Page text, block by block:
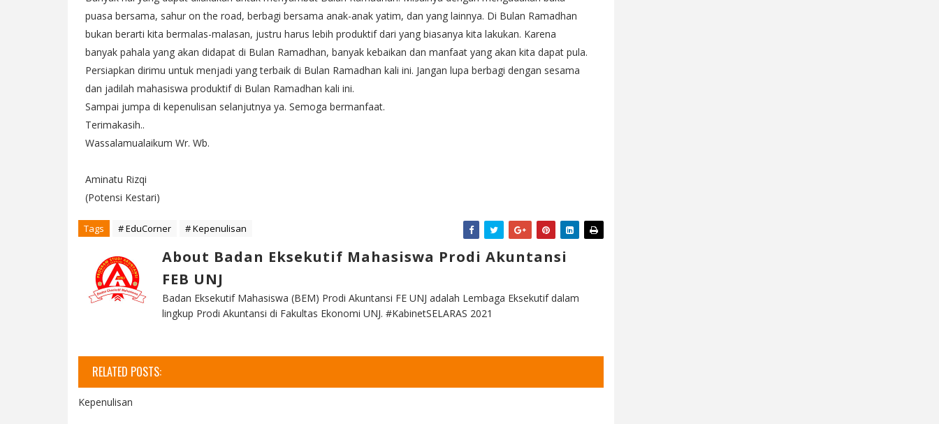
puasa bersama, sahur on the road, berbagi bersama anak-anak yatim, dan yang lainnya. Di Bulan Ramadhan
bukan berarti kita bermalas-malasan, justru harus lebih produktif dari yang biasanya kita lakukan. Karena
banyak pahala yang akan didapat di Bulan Ramadhan, banyak kebaikan dan manfaat yang akan kita dapat pula.
Persiapkan dirimu untuk menjadi yang terbaik di Bulan Ramadhan kali ini. Jangan lupa berbagi dengan sesama
dan jadilah mahasiswa produktif di Bulan Ramadhan kali ini.
Sampai jumpa di kepenulisan selanjutnya ya. Semoga bermanfaat.
Terimakasih..
Wassalamualaikum Wr. Wb.
Aminatu Rizqi
(Potensi Kestari)
Tags # EduCorner # Kepenulisan
About Badan Eksekutif Mahasiswa Prodi Akuntansi
FEB UNJ
Badan Eksekutif Mahasiswa (BEM) Prodi Akuntansi FE UNJ adalah Lembaga Eksekutif dalam
lingkup Prodi Akuntansi di Fakultas Ekonomi UNJ. #KabinetSELARAS 2021
RELATED POSTS:
Kepenulisan